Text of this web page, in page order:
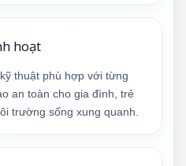
hoạt
thuật phù hợp với từng
an toàn cho gia đình, trẻ
trường sống xung quanh.